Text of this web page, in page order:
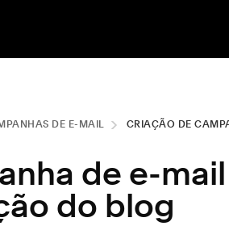
DE E-MAIL CRIAÇÃO DE
de e-
do blog